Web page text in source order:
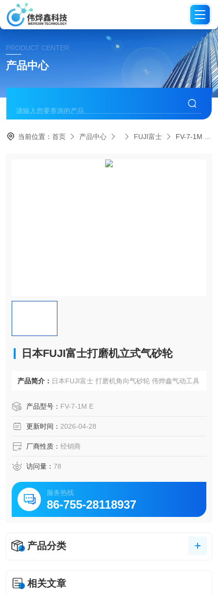
PRODUCT CENTER
产品中心
当前位置：首页 产品中心 FUJI富士 FV-7-1M E日本FUJI富士打磨机立式气砂轮
日本FUJI富士打磨机立式气砂轮
产品简介： 日本FUJI富士 打磨机角向气砂轮 伟烨鑫气动工具
产品型号： FV-7-1M E
更新时间： 2026-04-28
厂商性质： 经销商
访问量： 78
服务热线
86-755-28118937
产品分类
相关文章